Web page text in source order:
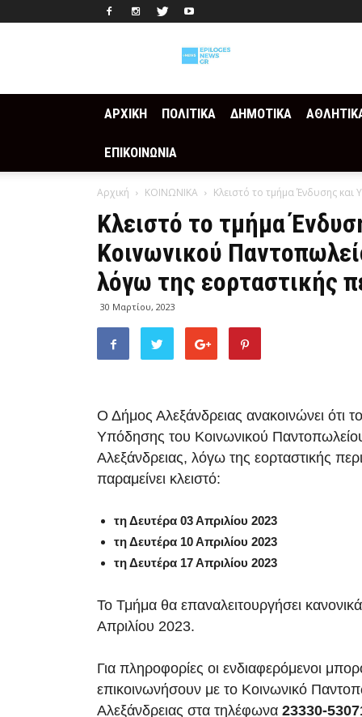
ΑΡΧΙΚΗ ΠΟΛΙΤΙΚΑ ΔΗΜΟΤΙΚΑ
ΕΠΙΚΟΙΝΩΝΙΑ
Αρχική ΚΟΙΝΩΝΙΚΑ Κλειστό το τμήμα Ένδυσης
Κλειστό το τμήμα
Κοινωνικού
λόγω της εορταστικής
30 Μαρτίου, 2023
Ο Δήμος Αλεξάνδρειας ανακοινώνει ότι
Υπόδησης του Κοινωνικού
Αλεξάνδρειας, λόγω της εορταστικής
παραμείνει κλειστό:
τη Δευτέρα 03 Απριλίου 2023
τη Δευτέρα 10 Απριλίου 2023
τη Δευτέρα 17 Απριλίου 2023
Το Τμήμα θα επαναλειτουργήσει
Απριλίου 2023.
Για πληροφορίες οι ενδιαφερόμενοι
επικοινωνήσουν με το Κοινωνικό
Αλεξάνδρειας στα τηλέφωνα 23330-